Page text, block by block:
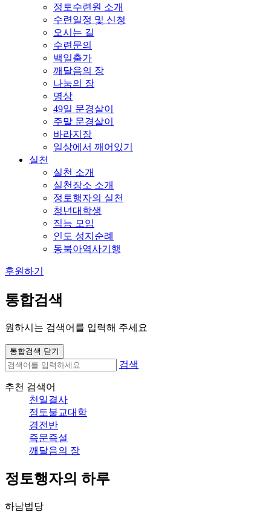
정토수련원 소개
수련일정 및 신청
오시는 길
수련문의
백일출가
깨달음의 장
나눔의 장
명상
49일 문경살이
주말 문경살이
바라지장
일상에서 깨어있기
실천
실천 소개
실천장소 소개
정토행자의 실천
청년대학생
직능 모임
인도 성지순례
동북아역사기행
후원하기
통합검색
원하시는 검색어를 입력해 주세요
통합검색 닫기
검색
추천 검색어
천일결사
정토불교대학
경전반
즉문즉설
깨달음의 장
정토행자의 하루
하남법당